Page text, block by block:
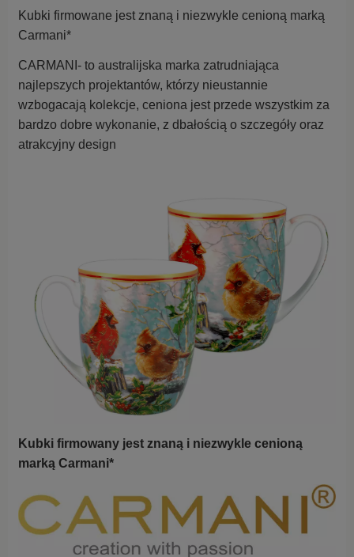
Kubki firmowane jest znaną i niezwykle cenioną marką
Carmani*
CARMANI- to australijska marka zatrudniająca
najlepszych projektantów, którzy nieustannie
wzbogacają kolekcje, ceniona jest przede wszystkim za
bardzo dobre wykonanie, z dbałością o szczegóły oraz
atrakcyjny design
Kubki firmowany jest znaną i niezwykle cenioną
marką Carmani*